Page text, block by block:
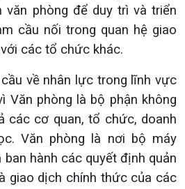
văn phòng để duy trì và triển
cầu nối trong quan hệ giao
các tổ chức khác.
về nhân lực trong lĩnh vực
Văn phòng là bộ phận không
các cơ quan, tổ chức, doanh
Văn phòng là nơi bộ máy
ban hành các quyết định quản
giao dịch chính thức của các